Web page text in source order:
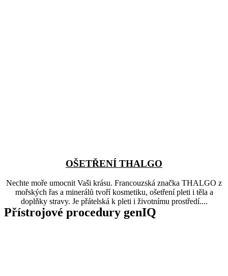
OŠETŘENÍ THALGO
Nechte moře umocnit Vaši krásu. Francouzská značka THALGO z
mořských řas a minerálů tvoří kosmetiku, ošetření pleti i těla a
doplňky stravy. Je přátelská k pleti i životnímu prostředí....
Přístrojové procedury genIQ